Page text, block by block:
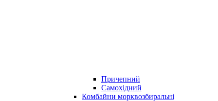
Причепний
Самохідний
Комбайни морквозбиральні